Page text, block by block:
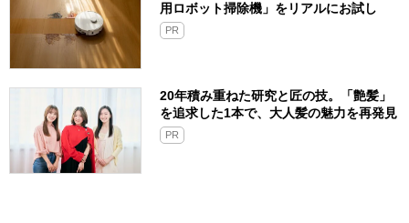
用ロボット掃除機」をリアルにお試し
PR
20年積み重ねた研究と匠の技。「艶髪」
を追求した1本で、大人髪の魅力を再発見
PR